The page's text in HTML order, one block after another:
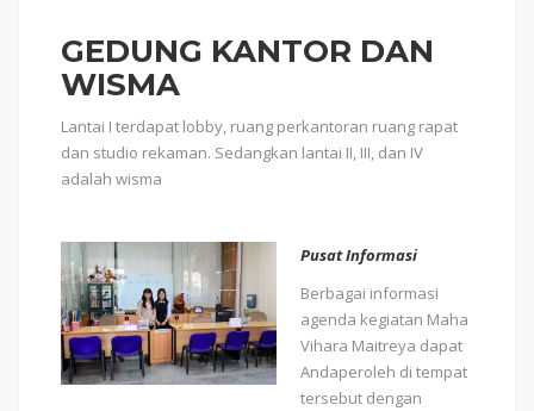
GEDUNG KANTOR DAN
WISMA
Lantai I terdapat lobby, ruang perkantoran ruang rapat
dan studio rekaman. Sedangkan lantai II, III, dan IV
adalah wisma
Pusat Informasi
Berbagai informasi
agenda kegiatan Maha
Vihara Maitreya dapat
Andaperoleh di tempat
tersebut dengan